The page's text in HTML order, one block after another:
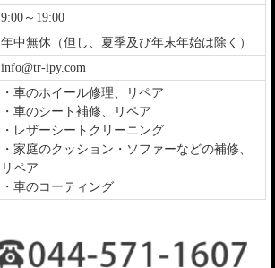
9:00～19:00
年中無休（但し、夏季及び年末年始は除く）
info@tr-ipy.com
・車のホイール修理、リペア
・車のシート補修、リペア
・レザーシートクリーニング
・家庭のクッション・ソファーなどの補修、
リペア
・車のコーティング